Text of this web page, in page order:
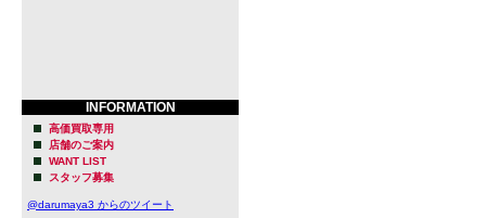
INFORMATION
高価買取専用
店舗のご案内
WANT LIST
スタッフ募集
@darumaya3 からのツイート